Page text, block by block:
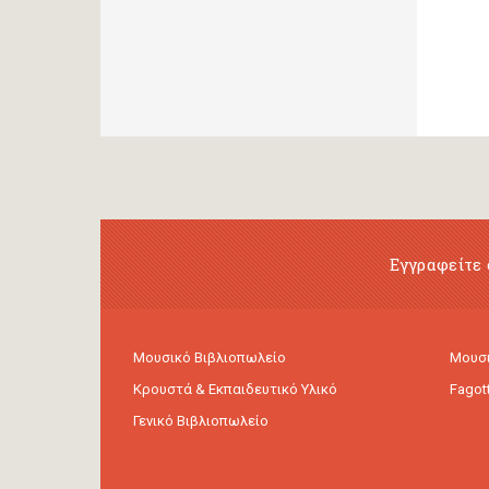
Μουσικό Βιβλιοπωλείο
Κρουστά & Εκπαιδευτικό Υλικό
Γενικό Βιβλιοπωλείο